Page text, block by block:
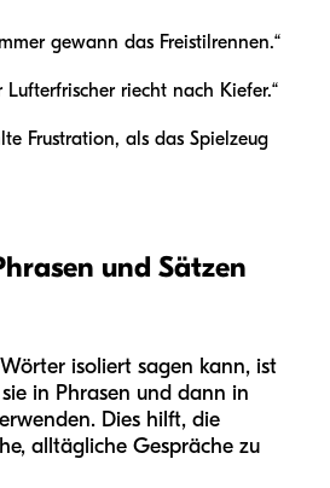
gewann das Freistilrennen.“
Lufterfrischer riecht nach Kiefer.“
Frustration, als das Spielzeug
und Sätzen
isoliert sagen kann, ist
in Phrasen und dann in
Dies hilft, die
alltägliche Gespräche zu